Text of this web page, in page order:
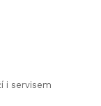
i servisem